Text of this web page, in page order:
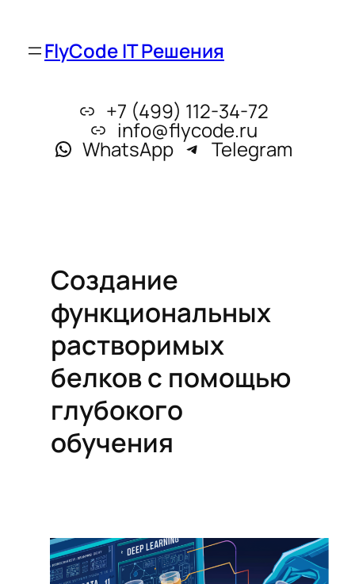
FlyCode IT Решения
+7 (499) 112-34-72
info@flycode.ru
WhatsApp Telegram
Создание
функциональных
растворимых
белков с помощью
глубокого
обучения